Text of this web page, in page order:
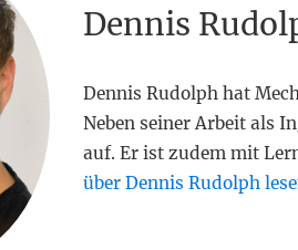
Dennis
Dennis Rudolph hat
Neben seiner Arbeit als
auf. Er ist zudem mit
über Dennis Rudolph